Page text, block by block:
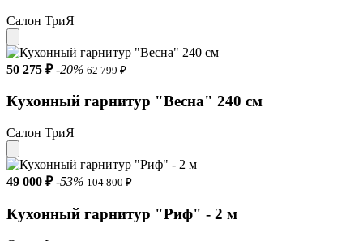
Салон ТриЯ
50 275 ₽ -20% 62 799 ₽
Кухонный гарнитур "Весна" 240 см
Салон ТриЯ
49 000 ₽ -53% 104 800 ₽
Кухонный гарнитур "Риф" - 2 м